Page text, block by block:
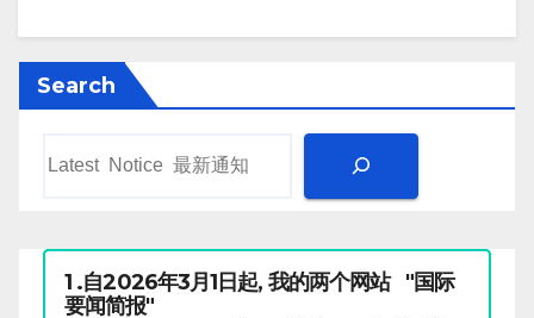
Search
1 .自2026年3月1日起, 我的两个网站 "国际
要闻简报"